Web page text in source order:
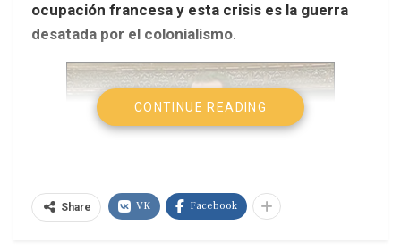
ocupación francesa y esta crisis es la guerra
desatada por el colonialismo.
CONTINUE READING
Share VK Facebook